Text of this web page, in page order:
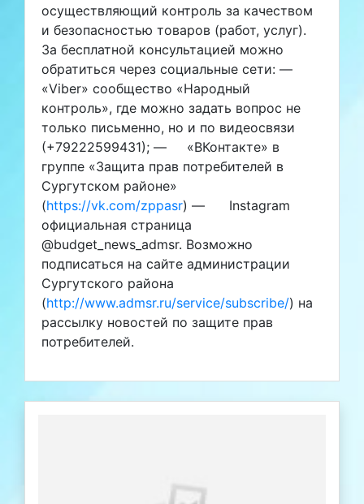
осуществляющий контроль за качеством
и безопасностью товаров (работ, услуг).
За бесплатной консультацией можно
обратиться через социальные сети: —
«Viber» сообщество «Народный
контроль», где можно задать вопрос не
только письменно, но и по видеосвязи
(+79222599431); — «ВКонтакте» в
группе «Защита прав потребителей в
Сургутском районе»
(https://vk.com/zppasr) — Instаgram
официальная страница
@budget_news_admsr. Возможно
подписаться на сайте администрации
Сургутского района
(http://www.admsr.ru/service/subscribe/) на
рассылку новостей по защите прав
потребителей.